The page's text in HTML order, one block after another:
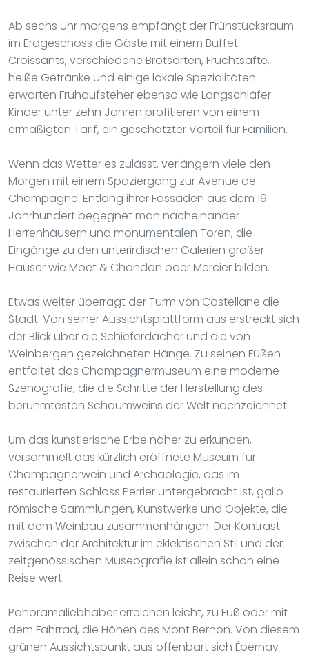
Ab sechs Uhr morgens empfängt der Frühstücksraum
im Erdgeschoss die Gäste mit einem Buffet.
Croissants, verschiedene Brotsorten, Fruchtsäfte,
heiße Getränke und einige lokale Spezialitäten
erwarten Frühaufsteher ebenso wie Langschläfer.
Kinder unter zehn Jahren profitieren von einem
ermäßigten Tarif, ein geschätzter Vorteil für Familien.
Wenn das Wetter es zulässt, verlängern viele den
Morgen mit einem Spaziergang zur Avenue de
Champagne. Entlang ihrer Fassaden aus dem 19.
Jahrhundert begegnet man nacheinander
Herrenhäusern und monumentalen Toren, die
Eingänge zu den unterirdischen Galerien großer
Häuser wie Moët & Chandon oder Mercier bilden.
Etwas weiter überragt der Turm von Castellane die
Stadt. Von seiner Aussichtsplattform aus erstreckt sich
der Blick über die Schieferdächer und die von
Weinbergen gezeichneten Hänge. Zu seinen Füßen
entfaltet das Champagnermuseum eine moderne
Szenografie, die die Schritte der Herstellung des
berühmtesten Schaumweins der Welt nachzeichnet.
Um das künstlerische Erbe näher zu erkunden,
versammelt das kürzlich eröffnete Museum für
Champagnerwein und Archäologie, das im
restaurierten Schloss Perrier untergebracht ist, gallo-
römische Sammlungen, Kunstwerke und Objekte, die
mit dem Weinbau zusammenhängen. Der Kontrast
zwischen der Architektur im eklektischen Stil und der
zeitgenössischen Museografie ist allein schon eine
Reise wert.
Panoramaliebhaber erreichen leicht, zu Fuß oder mit
dem Fahrrad, die Höhen des Mont Bernon. Von diesem
grünen Aussichtspunkt aus offenbart sich Épernay